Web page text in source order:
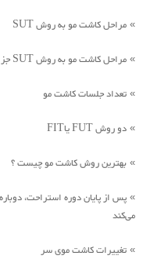
» مراحل کاشت مو به روش SUT
» مراحل کاشت مو به روش SUT جز جدیدترین روش کاشت است
» تعداد جلسات کاشت مو
» دو روش FUT یاFIT
» بهترین روش کاشت مو چیست ؟
» پس از پایان دوره استراحت،
می‌کند
» تغییرات کاشت موی سر